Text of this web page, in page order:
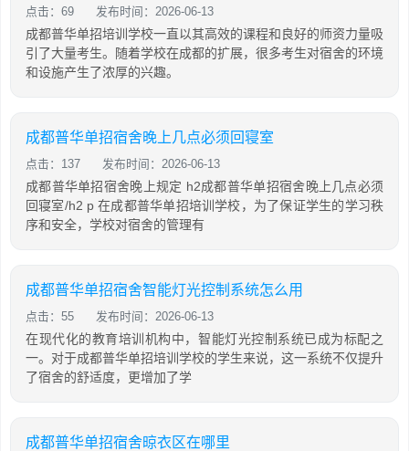
点击：69 发布时间：2026-06-13
成都普华单招培训学校一直以其高效的课程和良好的师资力量吸
引了大量考生。随着学校在成都的扩展，很多考生对宿舍的环境
和设施产生了浓厚的兴趣。
成都普华单招宿舍晚上几点必须回寝室
点击：137 发布时间：2026-06-13
成都普华单招宿舍晚上规定 h2成都普华单招宿舍晚上几点必须
回寝室/h2 p 在成都普华单招培训学校，为了保证学生的学习秩
序和安全，学校对宿舍的管理有
成都普华单招宿舍智能灯光控制系统怎么用
点击：55 发布时间：2026-06-13
在现代化的教育培训机构中，智能灯光控制系统已成为标配之
一。对于成都普华单招培训学校的学生来说，这一系统不仅提升
了宿舍的舒适度，更增加了学
成都普华单招宿舍晾衣区在哪里